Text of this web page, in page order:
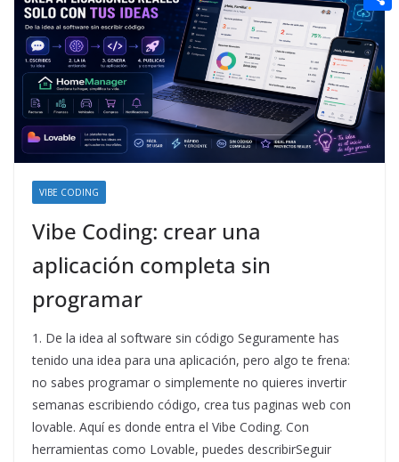
VIBE CODING
Vibe Coding: crear una
aplicación completa sin
programar
1. De la idea al software sin código Seguramente has
tenido una idea para una aplicación, pero algo te frena:
no sabes programar o simplemente no quieres invertir
semanas escribiendo código, crea tus paginas web con
lovable. Aquí es donde entra el Vibe Coding. Con
herramientas como Lovable, puedes describirSeguir
n
g
e
r
e
r
e
r
e
s
t
a
i
l
e
d
d
i
C
o
m
p
a
r